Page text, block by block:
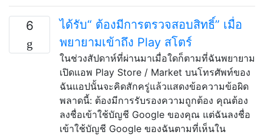
6
ได้รับ“ ต้องมีการตรวจสอบสิทธิ์” เมื่อ
พยายามเข้าถึง Play สโตร์
ในช่วงสัปดาห์ที่ผ่านมาเมื่อใดก็ตามที่ฉันพยายาม
เปิดแอพ Play Store / Market บนโทรศัพท์ของ
ฉันแอปนั้นจะคิดสักครู่แล้วแสดงข้อความข้อผิด
พลาดนี้: ต้องมีการรับรองความถูกต้อง คุณต้อง
ลงชื่อเข้าใช้บัญชี Google ของคุณ แต่ฉันลงชื่อ
เข้าใช้บัญชี Google ของฉันตามที่เห็นใน